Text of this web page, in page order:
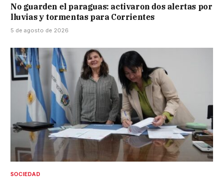
No guarden el paraguas: activaron dos alertas por
lluvias y tormentas para Corrientes
5 de agosto de 2026
SOCIEDAD